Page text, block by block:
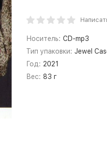
Носитель: CD-mp3
Тип упаковки: Jewel
Год: 2021
Вес: 83 г